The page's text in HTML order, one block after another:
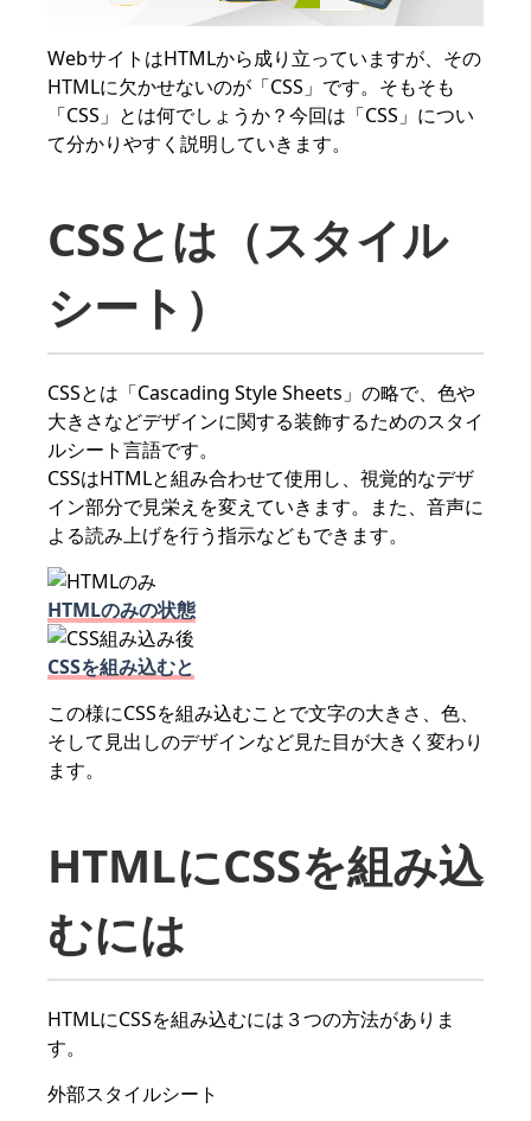
WebサイトはHTMLから成り立っていますが、その
HTMLに欠かせないのが「CSS」です。そもそも
「CSS」とは何でしょうか？今回は「CSS」につい
て分かりやすく説明していきます。
CSSとは（スタイル
シート）
CSSとは「Cascading Style Sheets」の略で、色や
大きさなどデザインに関する装飾するためのスタイ
ルシート言語です。
CSSはHTMLと組み合わせて使用し、視覚的なデザ
イン部分で見栄えを変えていきます。また、音声に
よる読み上げを行う指示などもできます。
HTMLのみの状態
CSSを組み込むと
この様にCSSを組み込むことで文字の大きさ、色、
そして見出しのデザインなど見た目が大きく変わり
ます。
HTMLにCSSを組み込
むには
HTMLにCSSを組み込むには３つの方法がありま
す。
外部スタイルシート